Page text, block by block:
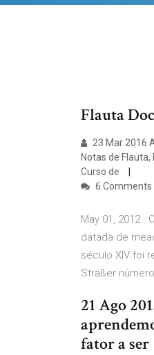
Flauta
23 Mar 2016
Notas de
Curso de
6 Comments
May 01, 2012
datada de
século XIV foi
Straßer
21 Ago
fator a ser